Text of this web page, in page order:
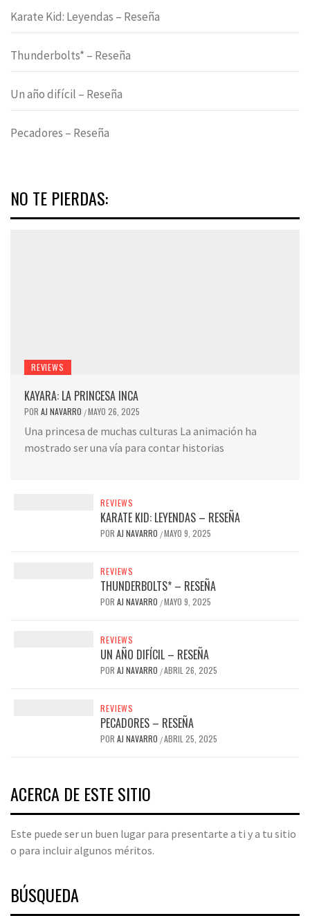
Karate Kid: Leyendas – Reseña
Thunderbolts* – Reseña
Un año difícil – Reseña
Pecadores – Reseña
NO TE PIERDAS:
REVIEWS
KAYARA: LA PRINCESA INCA
POR AJ NAVARRO /MAYO 26, 2025
Una princesa de muchas culturas La animación ha
mostrado ser una vía para contar historias
REVIEWS
KARATE KID: LEYENDAS – RESEÑA
POR AJ NAVARRO /MAYO 9, 2025
REVIEWS
THUNDERBOLTS* – RESEÑA
POR AJ NAVARRO /MAYO 9, 2025
REVIEWS
UN AÑO DIFÍCIL – RESEÑA
POR AJ NAVARRO /ABRIL 26, 2025
REVIEWS
PECADORES – RESEÑA
POR AJ NAVARRO /ABRIL 25, 2025
ACERCA DE ESTE SITIO
Este puede ser un buen lugar para presentarte a ti y a tu sitio
o para incluir algunos méritos.
BÚSQUEDA